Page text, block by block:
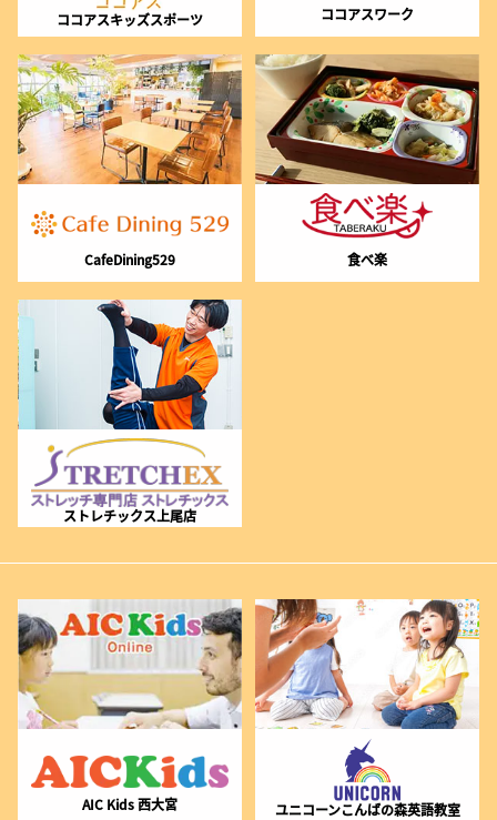
ココアスキッズスポーツ ココアスワーク
CafeDining529 食べ楽
ストレチックス上尾店
AIC Kids 西大宮 ユニコーンこんばの森英語教室